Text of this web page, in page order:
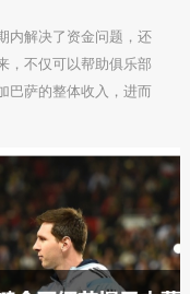
内解决了资金问题，还
，不仅可以帮助俱乐部
巴萨的整体收入，进而